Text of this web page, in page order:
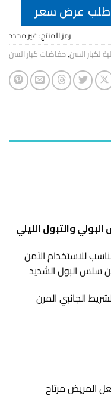
عرض سعر
رمز المنتج:غير محدد
لكبار السن,حفاضات كبار السن
والتبول الليلي
للاستخدام الآمن
سلس البول الشديد
الجانبي المرن
المريض مرتاح